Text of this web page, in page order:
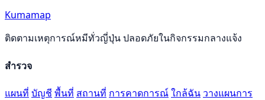
Kumamap
ติดตามเหตุการณ์หมีทั่วญี่ปุ่น ปลอดภัยในกิจกรรมกลางแจ้ง
สำรวจ
แผนที่ บัญชี พื้นที่ สถานที่ การคาดการณ์ใกล้ฉัน วางแผนการ